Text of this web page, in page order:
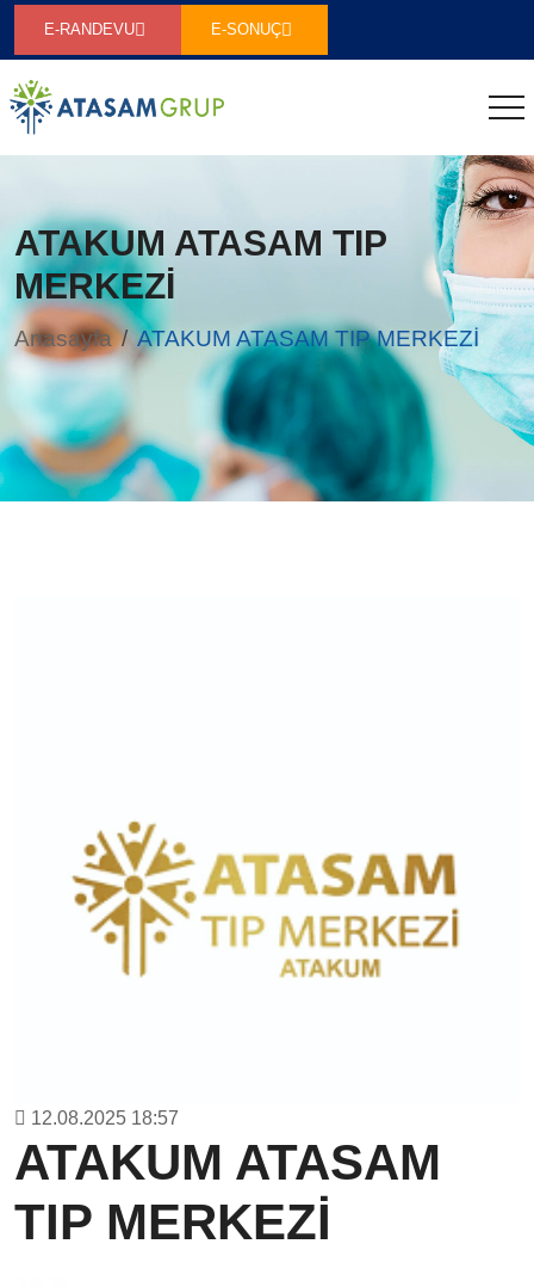
E-RANDEVU E-SONUÇ
ATAKUM ATASAM TIP
MERKEZİ
Anasayfa ATAKUM ATASAM TIP MERKEZİ
12.08.2025 18:57
ATAKUM ATASAM
TIP MERKEZİ